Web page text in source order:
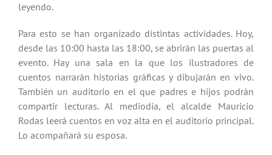
leyendo.
Para esto se han organizado distintas actividades. Hoy,
desde las 10:00 hasta las 18:00, se abrirán las puertas al
evento. Hay una sala en la que los ilustradores de
cuentos narrarán historias gráficas y dibujarán en vivo.
También un auditorio en el que padres e hijos podrán
compartir lecturas. Al mediodía, el alcalde Mauricio
Rodas leerá cuentos en voz alta en el auditorio principal.
Lo acompañará su esposa.